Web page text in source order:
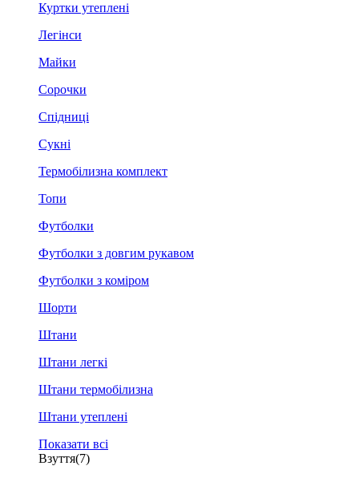
Куртки утеплені
Легінси
Майки
Сорочки
Спідниці
Сукні
Термобілизна комплект
Топи
Футболки
Футболки з довгим рукавом
Футболки з коміром
Шорти
Штани
Штани легкі
Штани термобілизна
Штани утеплені
Показати всі
Взуття(7)